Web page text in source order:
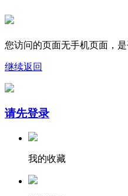
您访问的页面无手机页面，
继续返回
请先登录
我的收藏